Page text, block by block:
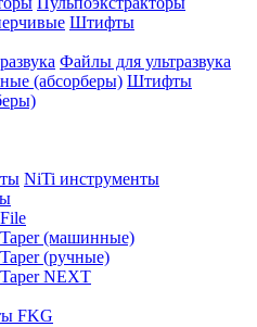
Штифты
Файлы для ультразвука
Штифты
NiTi инструменты
(машинные)
(ручные)
NEXT
FKG